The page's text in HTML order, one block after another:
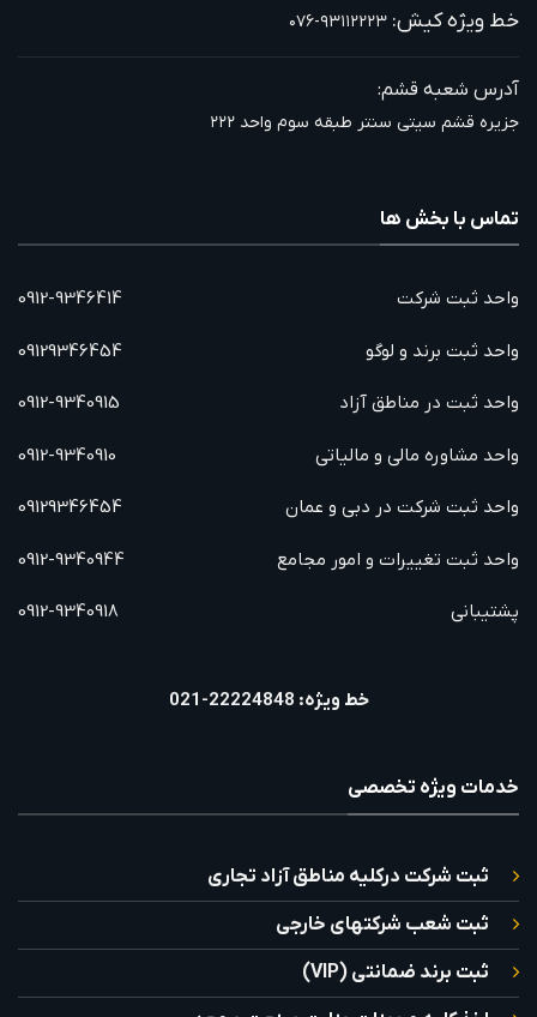
خط ویژه کیش: ۰۷۶-۹۳۱۱۲۲۲۳
آدرس شعبه قشم:
جزیره قشم سیتی سنتر طبقه سوم واحد ۲۲۲
تماس با بخش ها
واحد ثبت شرکت
واحد ثبت برند و لوگو
واحد ثبت در مناطق آزاد
واحد مشاوره مالی و مالیاتی
واحد ثبت شرکت در دبی و عمان
واحد ثبت تغییرات و امور مجامع
پشتیبانی
0912-9346414
09129346454
0912-9340915
0912-9340910
09129346454
0912-9340944
0912-9340918
خط ویژه: 22224848-021
خدمات ویژه تخصصی
ثبت شرکت درکلیه مناطق آزاد تجاری
ثبت شعب شرکتهای خارجی
ثبت برند ضمانتی (VIP)